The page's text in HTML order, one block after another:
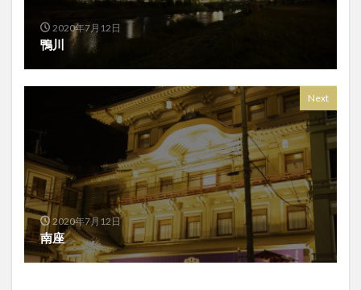
2020年7月12日
鴨川
Next
2020年7月12日
南座